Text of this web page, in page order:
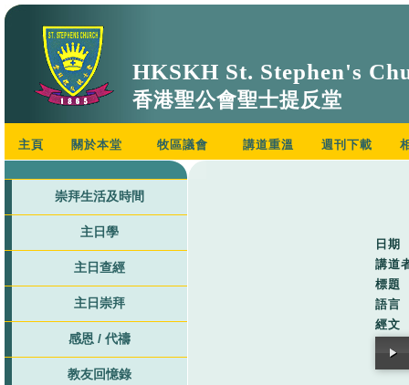
HKSKH St. Stephen's
香港聖公會聖士提反堂
主頁 關於本堂 牧區議會 講道重溫 週刊下載
崇拜生活及時間
主日學
主日查經
主日崇拜
感恩 / 代禱
教友回憶錄
日期
講道
標題
語言
經文